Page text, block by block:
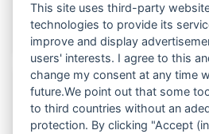
This site uses third-party
technologies to provide its
improve and display
users' interests. I agree to this
change my consent at any time
future.We point out that some
to third countries without an
protection. By clicking "Accept
Folgen Sie uns auch in den